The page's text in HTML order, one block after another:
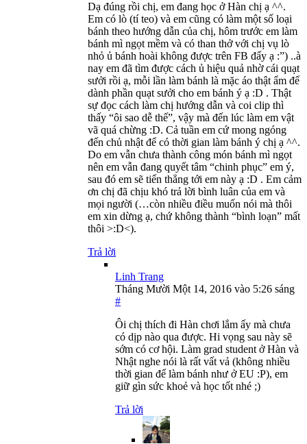
Dạ đúng rồi chị, em đang học ở Hàn chị ạ ^^.
Em có lò (tí teo) và em cũng có làm một số loại
bánh theo hướng dẫn của chị, hôm trước em làm
bánh mì ngọt mềm và có than thở với chị vụ lò
nhỏ ủ bánh hoài không được trên FB đấy ạ :”) ..à
nay em đã tìm được cách ủ hiệu quả nhờ cái quạt
sưởi rồi ạ, mỗi lần làm bánh là mặc áo thật ẩm để
dành phần quạt sưởi cho em bánh ý ạ :D . Thật
sự đọc cách làm chị hướng dẫn và coi clip thì
thấy “ôi sao dễ thế”, vậy mà đến lúc làm em vật
vã quá chừng :D. Cả tuần em cứ mong ngóng
đến chủ nhật để có thời gian làm bánh ý chị ạ ^^.
Do em vẫn chưa thành công món bánh mì ngọt
nên em vẫn đang quyết tâm “chinh phục” em ý,
sau đó em sẽ tiến thẳng tới em này ạ :D . Em cảm
ơn chị đã chịu khó trả lời bình luân của em và
mọi người (…còn nhiều điều muốn nói mà thôi
em xin dừng ạ, chứ không thành “bình loạn” mất
thôi >:D<).
Trả lời
Linh Trang
Tháng Mười Một 14, 2016 vào 5:26 sáng
#
Ôi chị thích đi Hàn chơi lắm ấy mà chưa
có dịp nào qua được. Hi vọng sau này sẽ
sớm có cơ hội. Làm grad student ở Hàn và
Nhật nghe nói là rất vất vả (không nhiều
thời gian để làm bánh như ở EU :P), em
giữ gìn sức khoẻ và học tốt nhé ;)
Trả lời